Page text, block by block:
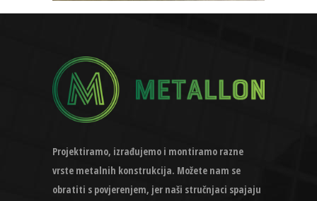
Projektiramo, izrađujemo i montiramo razne
vrste metalnih konstrukcija. Možete nam se
obratiti s povjerenjem, jer naši stručnjaci spajaju